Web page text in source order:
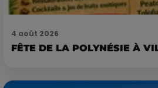
4 août 2026
FÊTE DE LA POLYNÉSIE À